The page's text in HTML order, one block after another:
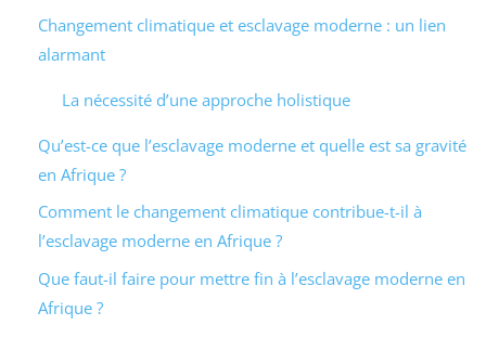
Changement climatique et esclavage moderne : un lien
alarmant
La nécessité d’une approche holistique
Qu’est-ce que l’esclavage moderne et quelle est sa gravité
en Afrique ?
Comment le changement climatique contribue-t-il à
l’esclavage moderne en Afrique ?
Que faut-il faire pour mettre fin à l’esclavage moderne en
Afrique ?